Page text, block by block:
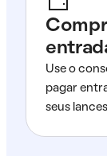
Use o
pagar
seus